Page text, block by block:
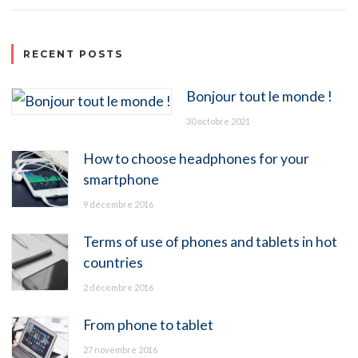
RECENT POSTS
Bonjour tout le monde !
30 octobre 2021
How to choose headphones for your
smartphone
9 décembre 2016
Terms of use of phones and tablets in hot
countries
2 décembre 2016
From phone to tablet
27 novembre 2016